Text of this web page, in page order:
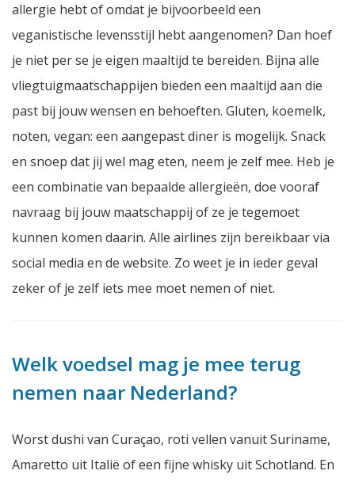
allergie hebt of omdat je bijvoorbeeld een
veganistische levensstijl hebt aangenomen? Dan hoef
je niet per se je eigen maaltijd te bereiden. Bijna alle
vliegtuigmaatschappijen bieden een maaltijd aan die
past bij jouw wensen en behoeften. Gluten, koemelk,
noten, vegan: een aangepast diner is mogelijk. Snack
en snoep dat jij wel mag eten, neem je zelf mee. Heb je
een combinatie van bepaalde allergieën, doe vooraf
navraag bij jouw maatschappij of ze je tegemoet
kunnen komen daarin. Alle airlines zijn bereikbaar via
social media en de website. Zo weet je in ieder geval
zeker of je zelf iets mee moet nemen of niet.
Welk voedsel mag je mee terug
nemen naar Nederland?
Worst dushi van Curaçao, roti vellen vanuit Suriname,
Amaretto uit Italië of een fijne whisky uit Schotland. En